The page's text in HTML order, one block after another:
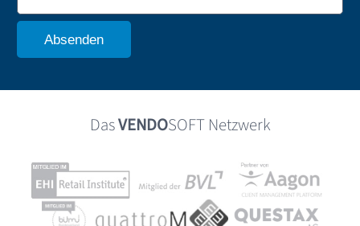
DasVENDOSOFT Netzwerk